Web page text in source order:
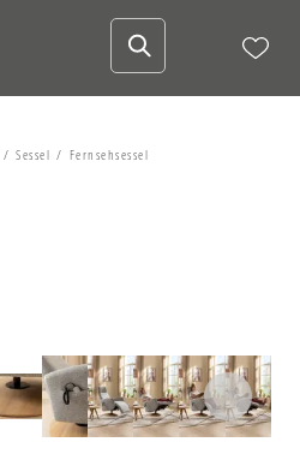
Sessel Fernsehsessel